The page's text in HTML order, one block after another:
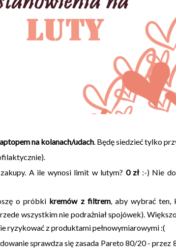
na kolanach/udach. Będę siedzieć tylko
A ile wynosi limit w lutym? 0 zł:-) Nie
o próbki kremów z filtrem, aby wybrać ten,
wszystkim nie podrażniał spojówek).
ryzykować z produktami pełnowymiarowymi :(
sprawdza się zasada Pareto 80/20 - przez